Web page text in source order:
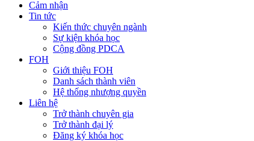
Cảm nhận
Tin tức
Kiến thức chuyên ngành
Sự kiện khóa học
Cộng đồng PDCA
FOH
Giới thiệu FOH
Danh sách thành viên
Hệ thống nhượng quyền
Liên hệ
Trở thành chuyên gia
Trở thành đại lý
Đăng ký khóa học